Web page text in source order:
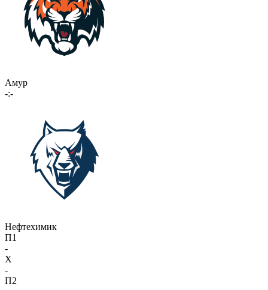
Амур
-:-
Нефтехимик
П1
-
X
-
П2